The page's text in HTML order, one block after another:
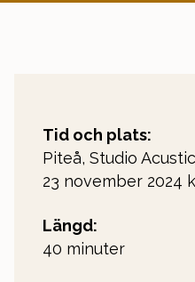
Tid och plats:
Piteå, Studio
23 november 2024
Längd:
40 minuter